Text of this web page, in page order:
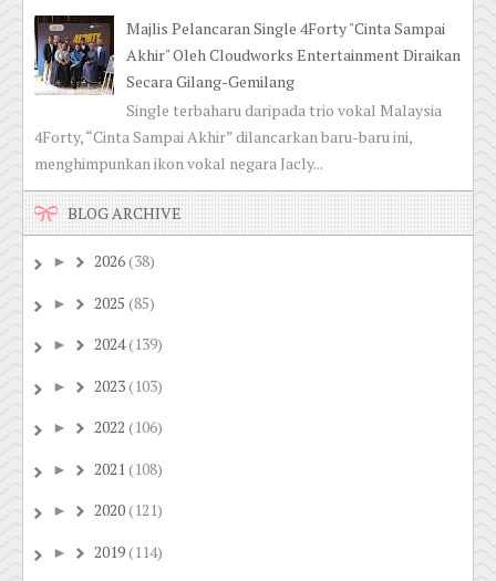
Majlis Pelancaran Single 4Forty "Cinta Sampai
Akhir" Oleh Cloudworks Entertainment Diraikan
Secara Gilang-Gemilang
Single terbaharu daripada trio vokal Malaysia
4Forty, “Cinta Sampai Akhir” dilancarkan baru-baru ini,
menghimpunkan ikon vokal negara Jacly...
BLOG ARCHIVE
► 2026(38)
► 2025 (85)
► 2024(139)
► 2023(103)
► 2022 (106)
► 2021(108)
► 2020(121)
► 2019(114)